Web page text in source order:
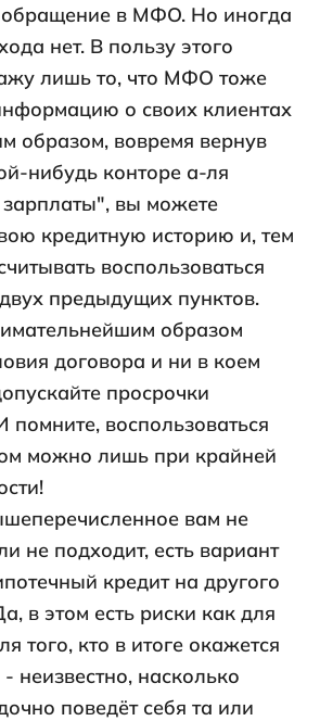
обращение в МФО. Но иногда
нет. В пользу этого
лишь то, что МФО тоже
о своих клиентах
образом, вовремя вернув
нибудь конторе а-ля
вы можете
кредитную историю и, тем
воспользоваться
предыдущих пунктов.
образом
договора и ни в коем
просрочки
помните, воспользоваться
можно лишь при крайней
вам не
не подходит, есть вариант
кредит на другого
в этом есть риски как для
того, кто в итоге окажется
неизвестно, насколько
поведёт себя та или